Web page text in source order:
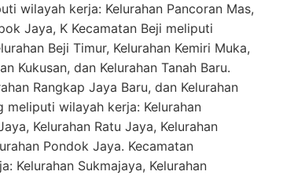
wilayah kerja: Kelurahan Pancoran Mas,
Jaya, K Kecamatan Beji meliputi
Beji Timur, Kelurahan Kemiri Muka,
Kukusan, dan Kelurahan Tanah Baru.
Rangkap Jaya Baru, dan Kelurahan
meliputi wilayah kerja: Kelurahan
Kelurahan Ratu Jaya, Kelurahan
Pondok Jaya. Kecamatan
Kelurahan Sukmajaya, Kelurahan